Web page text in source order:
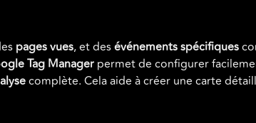
pages vues, et desévénements spécifiques
Tag Manager permet de configurer
complète. Cela aide à créer une carte